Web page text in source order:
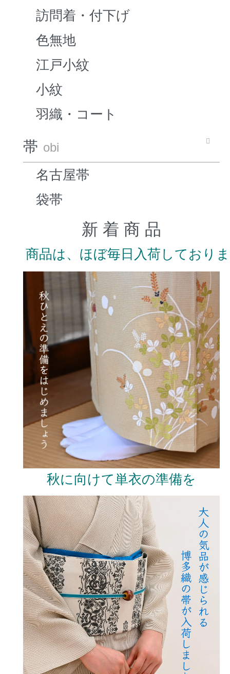
訪問着・付下げ
色無地
江戸小紋
小紋
羽織・コート
帯 obi
名古屋帯
袋帯
新 着 商 品
商品は、ほぼ毎日入荷しており
秋に向けて単衣の準備を